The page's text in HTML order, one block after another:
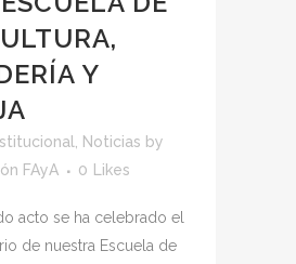
Y
Noticias by
FAyA
0 Likes
acto se ha celebrado el
de nuestra Escuela de